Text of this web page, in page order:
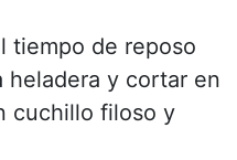
tiempo de reposo
heladera y cortar en
cuchillo filoso y